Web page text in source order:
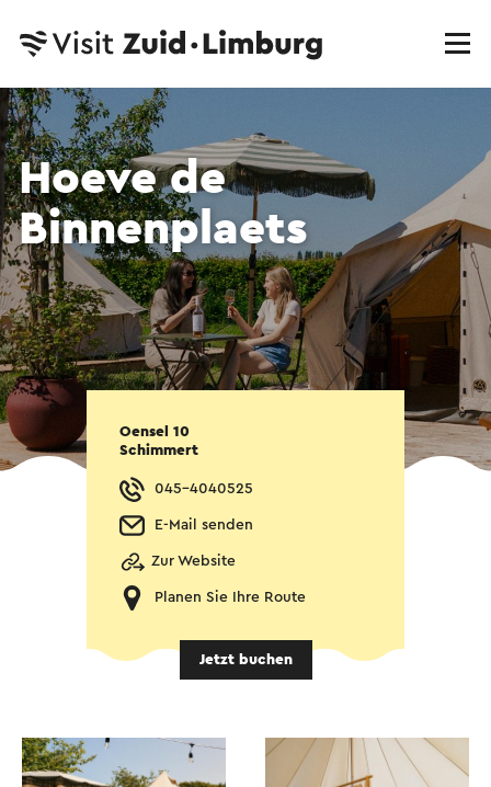
Hoeve de
Binnenplaets
Oensel 10
Schimmert
045-4040525
E-Mail senden
Zur Website
Planen Sie Ihre Route
Jetzt buchen